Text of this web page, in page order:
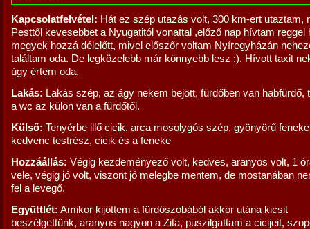
Kapcsolatfelvétel: Hát ez szép utazás volt, 300 km-ert utaztam,
Pesttől kevesebbet a Nyugatitól vonattal ,előző nap hívtam reggel
megyek hozzá délelőtt, mivel előszőr voltam Nyíregyházán
találtam oda. De legközelebb már könnyebb lesz :). Hívott taxit
úgy értem oda.
Lakás: Lakás szép, az ágy nekem bejött, fürdőben van habfürdő,
a wc az külön van a fürdőtől.
Külső: Tenyérbe illő cicik, arca mosolygós szép, gyönyörű
kedvenc testrész, cicik és a feneke
Hozzáállás: Végig kezdeményező volt, kedves, aranyos volt, 1
vele, végig jó volt, viszont jó melegbe mentem, de mostanában
fel a levegő.
Együttlét: Amikor kijöttem a fürdőszobából akkor utána kicsit
beszélgettünk, aranyos nagyon a Zita, puszilgattam a cicijeit,